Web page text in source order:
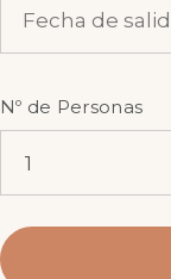
Nº de Personas